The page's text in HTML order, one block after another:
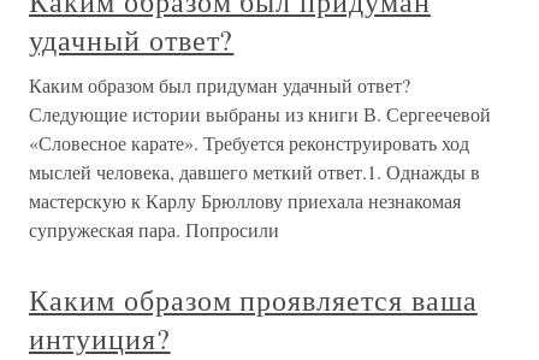
удачный ответ?
Каким образом был придуман удачный ответ?
Следующие истории выбраны из книги В. Сергеечевой
«Словесное карате». Требуется реконструировать ход
мыслей человека, давшего меткий ответ.1. Однажды в
мастерскую к Карлу Брюллову приехала незнакомая
супружеская пара. Попросили
Каким образом проявляется ваша
интуиция?